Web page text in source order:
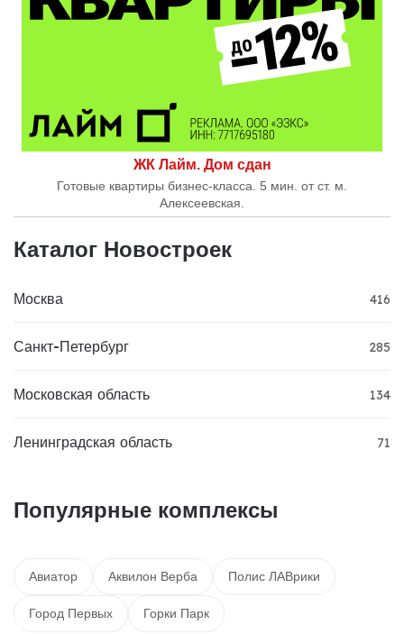
ЖК Лайм. Дом сдан
Готовые квартиры бизнес-класса. 5 мин. от ст. м.
Алексеевская.
Каталог Новостроек
Москва 416
Санкт-Петербург 285
Московская область 134
Ленинградская область 71
Популярные комплексы
Авиатор Аквилон Верба Полис ЛАВрики
Город Первых Горки Парк